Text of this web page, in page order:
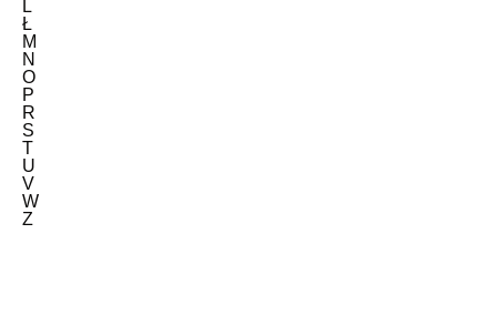
L
Ł
M
N
O
P
R
S
T
U
V
W
Z